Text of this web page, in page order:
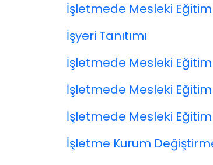
İşletmede Mesleki
İşyeri Tanıtımı
İşletmede Mesleki
İşletmede Mesleki
İşletmede Mesleki
İşletme Kurum